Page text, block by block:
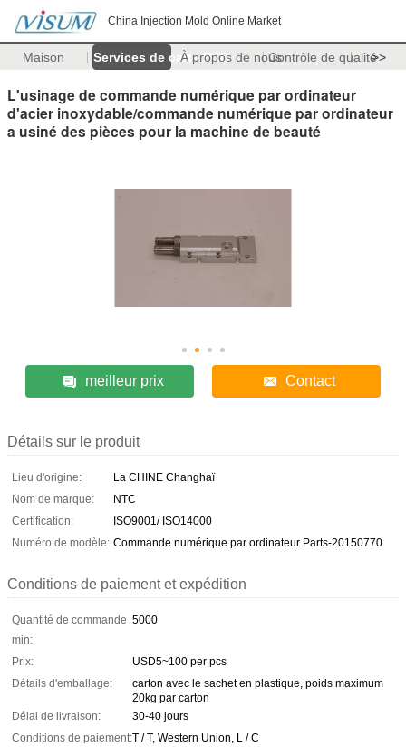
China Injection Mold Online Market
Maison Services de carte PCBÀ propos de nousContrôle de qualité>>
L'usinage de commande numérique par ordinateur
d'acier inoxydable/commande numérique par ordinateur
a usiné des pièces pour la machine de beauté
meilleur prix Contact
Détails sur le produit
Lieu d'origine:
La CHINE Changhaï
Nom de marque:
NTC
Certification:
ISO9001/ ISO14000
Numéro de modèle: Commande numérique par ordinateur Parts-20150770
Conditions de paiement et expédition
Quantité de commande
min:
5000
Prix:
USD5~100 per pcs
Détails d'emballage:
carton avec le sachet en plastique, poids maximum
20kg par carton
Délai de livraison:
30-40 jours
Conditions de paiement:T / T, Western Union, L / C